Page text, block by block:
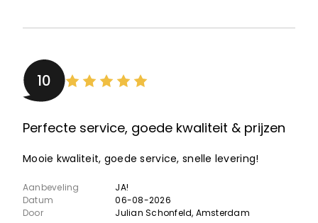
10
Perfecte service, goede kwaliteit & prijzen
Mooie kwaliteit, goede service, snelle levering!
Aanbeveling
JA!
Datum
06-08-2026
Door
Julian Schonfeld, Amsterdam